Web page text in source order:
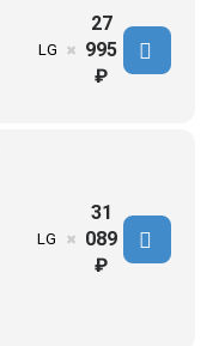
LG ✖
27
995
₽
LG ✖
31
089
₽